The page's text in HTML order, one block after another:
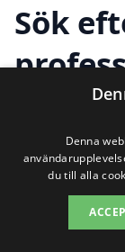
Sök
andra
Denna
du till alla